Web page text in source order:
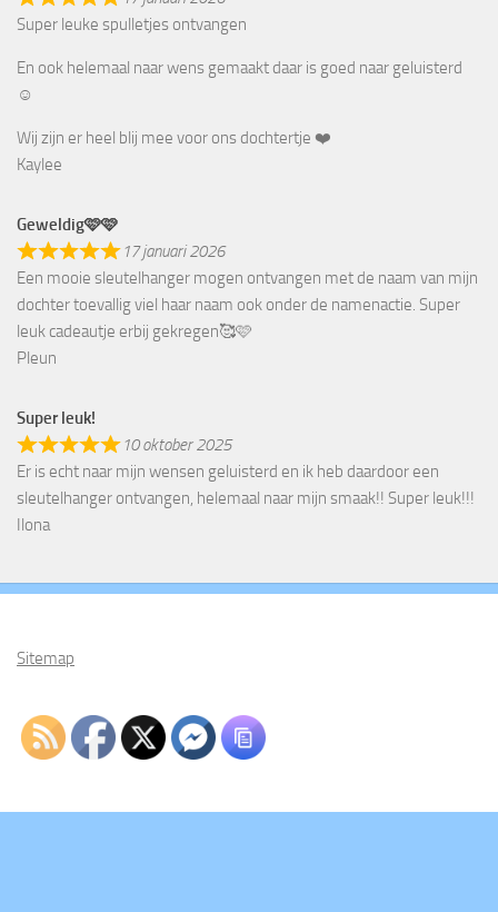
23 januari 2026
Onze kinderen hebben allebei een prachtige sleutelhanger
ontvangen met hun naam, ontzettend blij mee! Wat een leuke actie
Jolanda, wat ben jij een lief mens! 💜
Wat een mooie en lieve actie! Onze meiden hebben eindelijk een
sleutelhanger met hun naam erop waar ze heel blij mee zijn. De
sleutelhangers zijn erg mooi gemaakt en zien er keurig uit!
Helemaal naar wens
Rianne
Super leuke spulletjes ontvangen
En ook helemaal naar wens gemaakt daar is goed naar geluisterd
☺️
Kaylee
Geweldig🩷🩷
dochter toevallig viel haar naam ook onder de namenactie. Super
leuk cadeautje erbij gekregen🥰🩷